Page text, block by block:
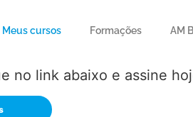
Meus cursos Formações AM
no link abaixo e assine